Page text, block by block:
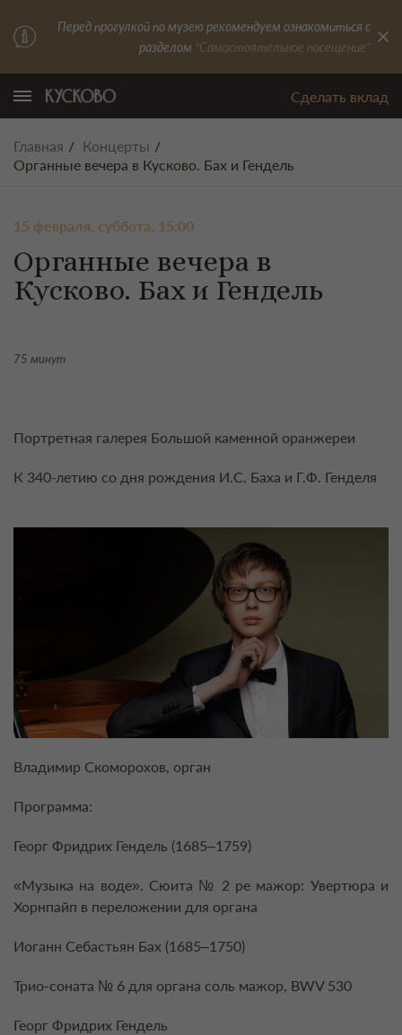
Перед прогулкой по музею рекомендуем ознакомиться с
разделом "Самостоятельное посещение"
Сделать вклад
Главная
Концерты
Органные вечера в Кусково. Бах и Гендель
15 февраля, суббота, 15:00
Органные вечера в
Кусково. Бах и Гендель
75 минут
Портретная галерея Большой каменной оранжереи
К 340-летию со дня рождения И.С. Баха и Г.Ф. Генделя
Владимир Скоморохов, орган
Программа:
Георг Фридрих Гендель (1685–1759)
«Музыка на воде». Сюита № 2 ре мажор: Увертюра и
Хорнпайп в переложении для органа
Иоганн Себастьян Бах (1685–1750)
Трио-соната № 6 для органа соль мажор, BWV 530
Георг Фридрих Гендель